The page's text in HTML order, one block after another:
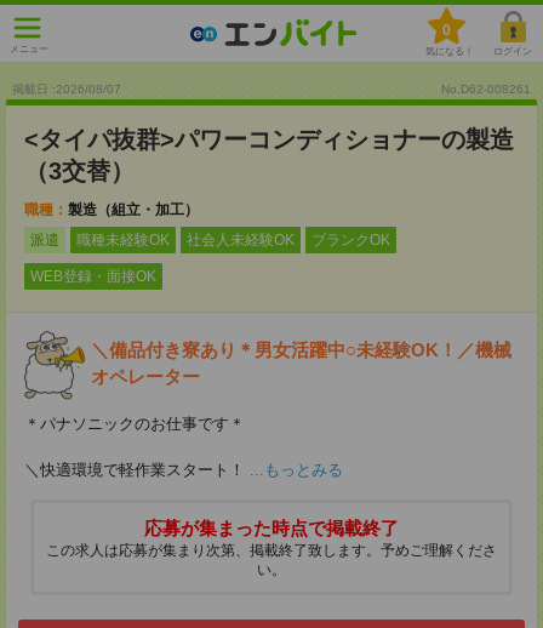
メニュー
0
気になる！ ログイン
掲載日 :2026/08/07 No.D62-008261
<タイパ抜群>パワーコンディショナーの製造
（3交替）
職種： 製造（組立・加工）
派遣
職種未経験OK 社会人未経験OK ブランクOK
WEB登録・面接OK
＼備品付き寮あり＊男女活躍中○未経験OK！／機械
オペレーター
＊パナソニックのお仕事です＊
＼快適環境で軽作業スタート！ ...もっとみる
応募が集まった時点で掲載終了
この求人は応募が集まり次第、掲載終了致します。予めご理解くださ
い。